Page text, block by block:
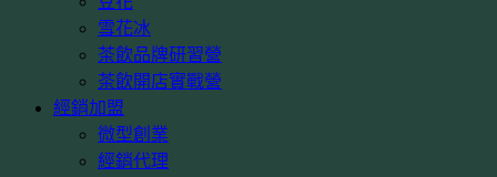
雪花冰
茶飲品牌研習營
茶飲開店實戰營
經銷加盟
微型創業
經銷代理